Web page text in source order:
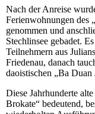
Nach der Anreise
Ferienwohnungen des
genommen und
Stechlinsee gebadet.
Teilnehmern aus
Friedenau, danach
daoistischen „Ba
Diese Jahrhunderte
Brokate“ bedeutend,